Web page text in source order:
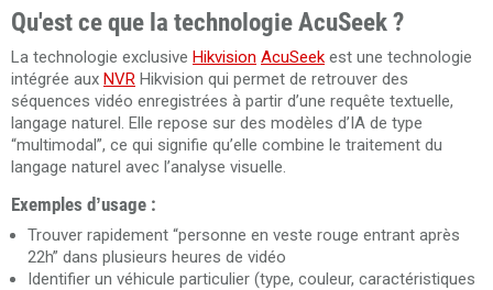
Qu'est ce que la technologie AcuSeek ?
La technologie exclusive Hikvision AcuSeek est une technologie
intégrée aux NVR Hikvision qui permet de retrouver des
séquences vidéo enregistrées à partir d’une requête textuelle,
langage naturel. Elle repose sur des modèles d’IA de type
“multimodal”, ce qui signifie qu’elle combine le traitement du
langage naturel avec l’analyse visuelle.
Exemples d’usage :
Trouver rapidement “personne en veste rouge entrant après
22h” dans plusieurs heures de vidéo
Identifier un véhicule particulier (type, couleur, caractéristiques